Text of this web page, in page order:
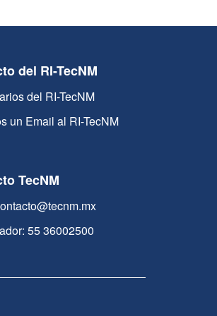
del RI-TecNM
del RI-TecNM
un Email al RI-TecNM
TecNM
55 36002500